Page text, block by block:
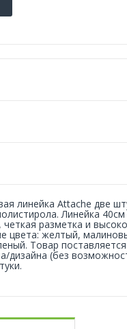
линейка Attache две
Линейка
разметка и
цвета: желтый,
Товар
дизайна (без